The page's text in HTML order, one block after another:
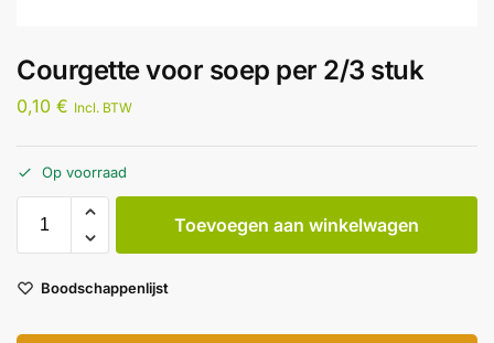
Courgette voor soep per 2/3 stuk
0,10 € Incl. BTW
Op voorraad
Toevoegen aan winkelwagen
Boodschappenlijst